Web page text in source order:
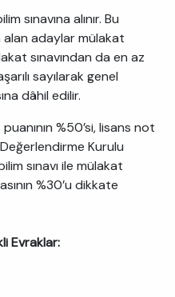
sınavına alınır. Bu
alan adaylar mülakat
sınavından da en az
sayılarak genel
dâhil edilir.
%50’si, lisans not
Kurulu
sınavı ile mülakat
%30’u dikkate
Evraklar: